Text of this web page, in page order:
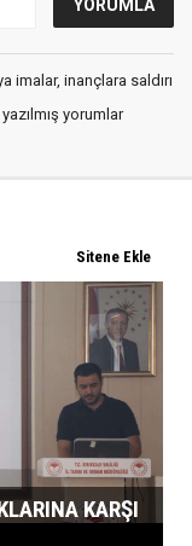
imalar, inançlara saldırı
yorumlar